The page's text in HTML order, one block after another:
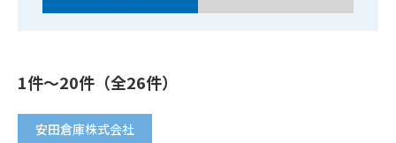
1件～20件（全26件）
安田倉庫株式会社